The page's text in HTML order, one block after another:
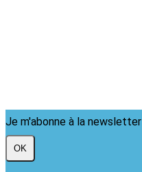
Je m'abonne à la newsletter
OK